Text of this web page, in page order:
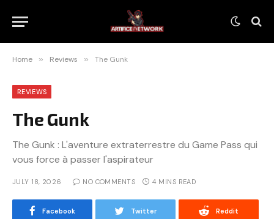
Home » Reviews » The Gunk
REVIEWS
The Gunk
The Gunk : L'aventure extraterrestre du Game Pass qui
vous force à passer l'aspirateur
JULY 18, 2026 NO COMMENTS 4 MINS READ
Facebook Twitter Reddit